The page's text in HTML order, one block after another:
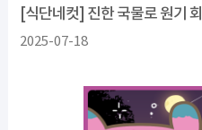
[식단네컷] 진한 국물로 원기
2025-07-18